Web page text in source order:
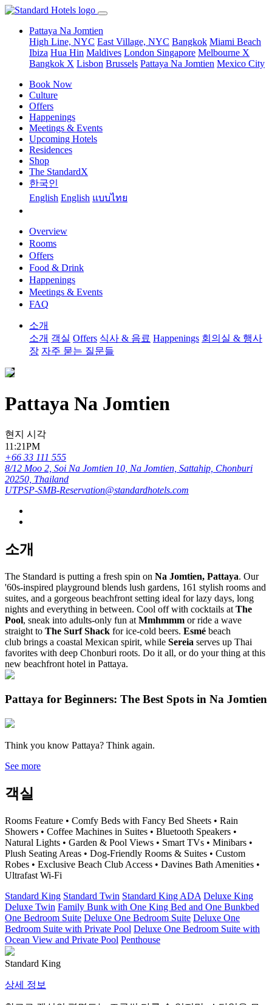
Pattaya Na Jomtien
High Line, NYC East Village, NYC Bangkok Miami Beach
Ibiza Hua Hin Maldives London Singapore Melbourne X
Bangkok X Lisbon Brussels Pattaya Na Jomtien Mexico City
Book Now
Culture
Offers
Happenings
Meetings & Events
Upcoming Hotels
Residences
Shop
The StandardX
한국인
English English แบบไทย
Overview
Rooms
Offers
Food & Drink
Happenings
Meetings & Events
FAQ
소개
소개 객실 Offers 식사 & 음료 Happenings 회의실 & 행사
장 자주 묻는 질문들
Pattaya Na Jomtien
현지 시각
11:21PM
+66 33 111 555
8/12 Moo 2, Soi Na Jomtien 10, Na Jomtien, Sattahip, Chonburi
20250, Thailand
UTPSP-SMB-Reservation@standardhotels.com
소개
The Standard is putting a fresh spin on Na Jomtien, Pattaya. Our
'60s-inspired playground blends lush gardens, 161 stylish rooms and
suites, and a gorgeous beachfront setting ideal for lazy days, long
nights and everything in between. Cool off with cocktails at The
Pool, sneak into adults-only fun at Mmhmmm or ride a wave
straight to The Surf Shack for ice-cold beers. Esmé beach
club brings a coastal Mexican spirit, while Sereia serves up Thai
favorites with deep Chonburi roots. Do it all, or do your thing at this
new beachfront hotel in Pattaya.
Pattaya for Beginners: The Best Spots in Na Jomtien
Think you know Pattaya? Think again.
See more
객실
Rooms Feature • Comfy Beds with Fancy Bed Sheets • Rain
Showers • Coffee Machines in Suites • Bluetooth Speakers •
Natural Lights • Garden & Pool Views • Smart TVs • Minibars •
Plush Seating Areas • Dog-Friendly Rooms & Suites • Custom
Robes • Exclusive Beach Club Access • Davines Bath Amenities •
Ultrafast Wi-Fi
Standard King Standard Twin Standard King ADA Deluxe King
Deluxe Twin Family Bunk with One King Bed and One Bunkbed
One Bedroom Suite Deluxe One Bedroom Suite Deluxe One
Bedroom Suite with Private Pool Deluxe One Bedroom Suite with
Ocean View and Private Pool Penthouse
Standard King
상세 정보